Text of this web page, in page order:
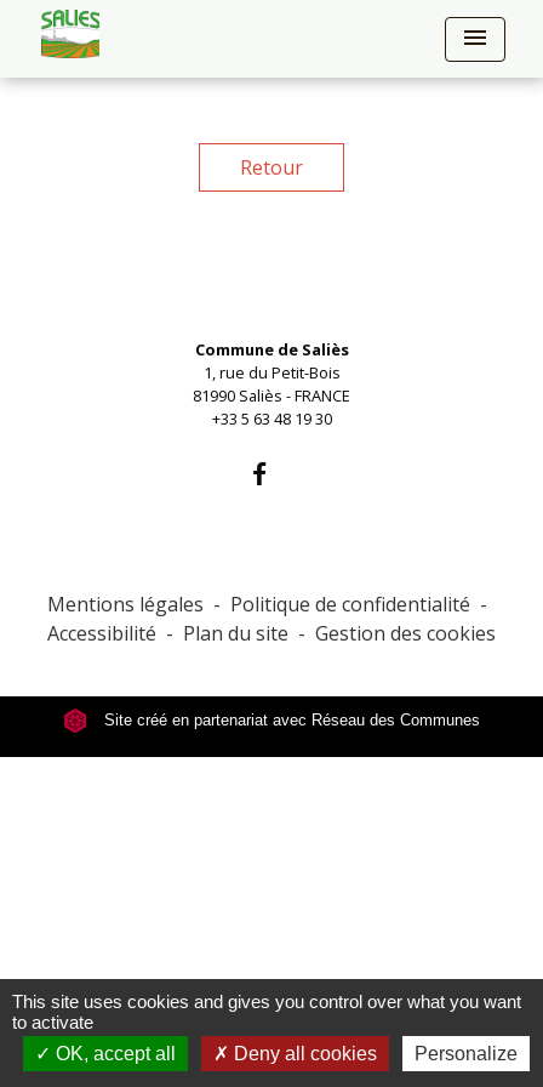
menu
Retour
Commune de Saliès
1, rue du Petit-Bois
81990 Saliès - FRANCE
+33 5 63 48 19 30
Mentions légales - Politique de confidentialité -
Accessibilité - Plan du site - Gestion des cookies
Site créé en partenariat avec Réseau des Communes
This site uses cookies and gives you control over what you want
to activate
OK, accept all
Deny all cookies Personalize